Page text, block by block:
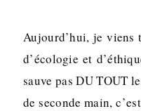
Aujourd’hui, je viens
d’écologie et
sauve pas DU TOUT
de seconde main,